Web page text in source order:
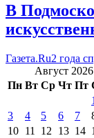
В
Газета.Ru2 года
Август 2026
Пн Вт Ср Чт Пт
1
3
4 5 6 7
10 11 12 13 14